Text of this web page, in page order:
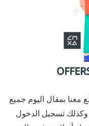
بمقال اليوم جميع
تسجيل الدخول